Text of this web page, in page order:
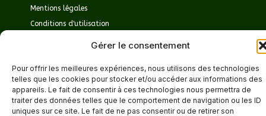
Gérer le consentement
Pour offrir les meilleures expériences, nous utilisons des technologies
telles que les cookies pour stocker et/ou accéder aux informations des
appareils. Le fait de consentir à ces technologies nous permettra de
traiter des données telles que le comportement de navigation ou les ID
uniques sur ce site. Le fait de ne pas consentir ou de retirer son
Mentions légales
Conditions d'utilisation
Copyright © 2025 - Site réalisé par BARANGER - Cabinet Conseil